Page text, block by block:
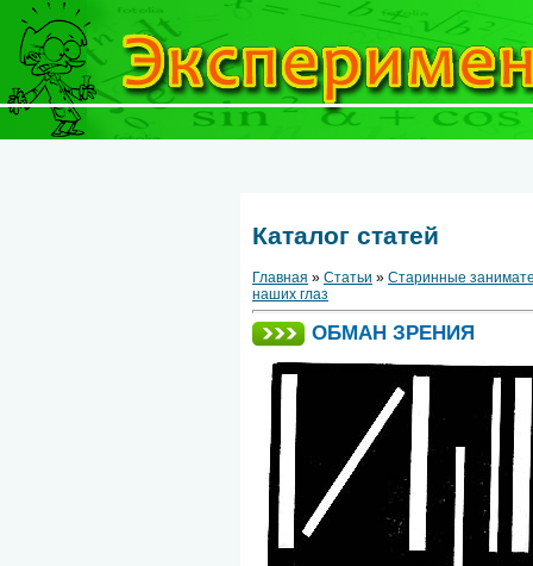
Каталог статей
Главная » Статьи » Старинные
наших глаз
ОБМАН ЗРЕНИЯ